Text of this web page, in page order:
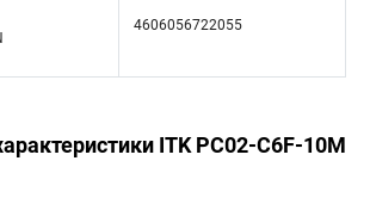
4606056722055
ITK PC02-C6F-10M